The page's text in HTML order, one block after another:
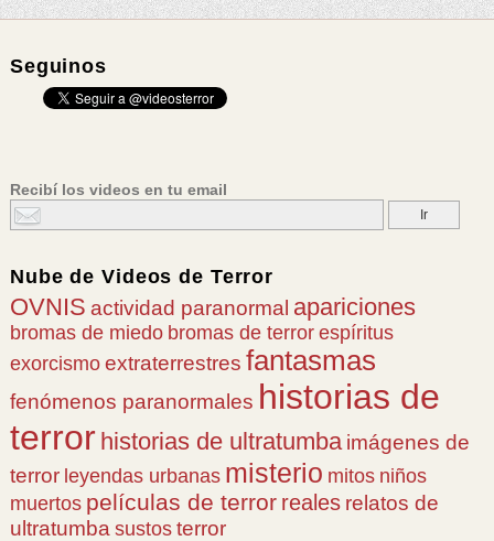
Seguinos
Recibí los videos en tu email
Nube deVideos de Terror
OVNIS actividad paranormal apariciones
bromas de miedo bromas de terror espíritus
exorcismo extraterrestres fantasmas
fenómenos paranormales historias de
terror historias de ultratumba imágenes de
terror leyendas urbanas misterio mitos niños
muertos películas de terror reales relatos de
ultratumba sustos terror